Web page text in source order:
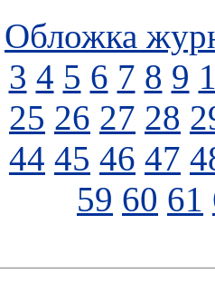
Обложка
3 4 5 6 7 8 9
25 26 27 28
44 45 46 47
59 60 61